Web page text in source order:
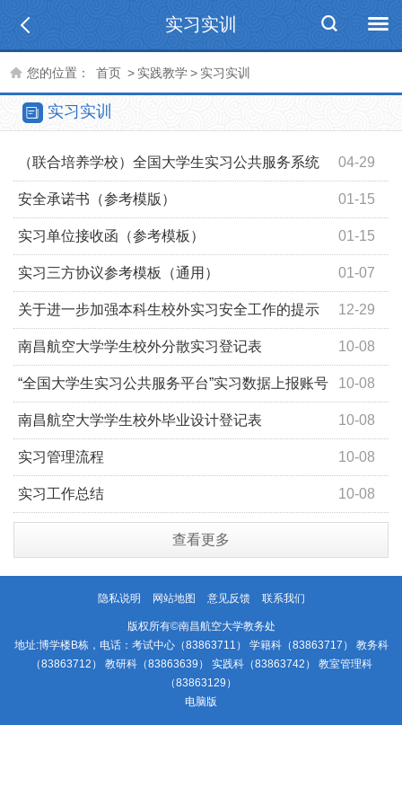
实习实训
您的位置： 首页 > 实践教学> 实习实训
实习实训
04-29
（联合培养学校）全国大学生实习公共服务系统
实习上报账号 01-15
安全承诺书（参考模版）
01-15
实习单位接收函（参考模板）
01-07
实习三方协议参考模板（通用）
12-29
关于进一步加强本科生校外实习安全工作的提示
10-08
南昌航空大学学生校外分散实习登记表
10-08
“全国大学生实习公共服务平台”实习数据上报账号
汇总表 10-08
南昌航空大学学生校外毕业设计登记表
10-08
实习管理流程
10-08
实习工作总结
查看更多
隐私说明 网站地图 意见反馈 联系我们
版权所有©南昌航空大学教务处
地址:博学楼B栋，电话：考试中心（83863711） 学籍科（83863717） 教务科
（83863712） 教研科（83863639） 实践科（83863742） 教室管理科
（83863129）
电脑版